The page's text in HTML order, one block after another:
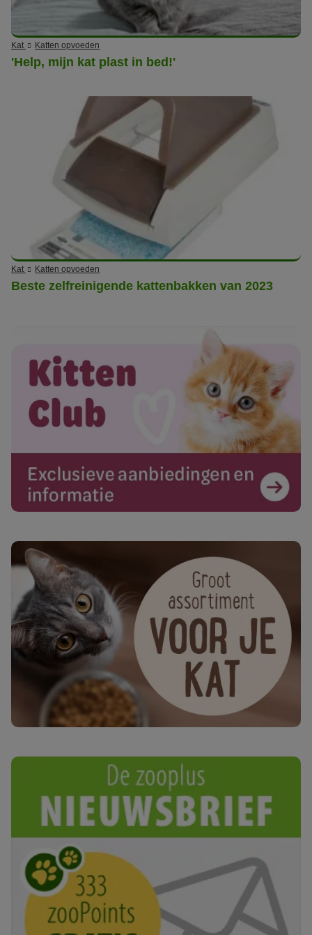
Kat Katten opvoeden
'Help, mijn kat plast in bed!'
Kat Katten opvoeden
Beste zelfreinigende kattenbakken van 2023